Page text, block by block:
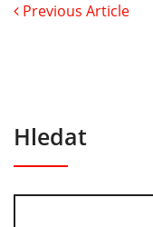
Previous Article
Hledat